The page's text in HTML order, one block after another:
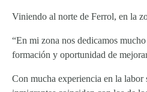
Viniendo al norte de Ferrol, en la
“En mi zona nos dedicamos
formación y oportunidad de
Con mucha experiencia en la